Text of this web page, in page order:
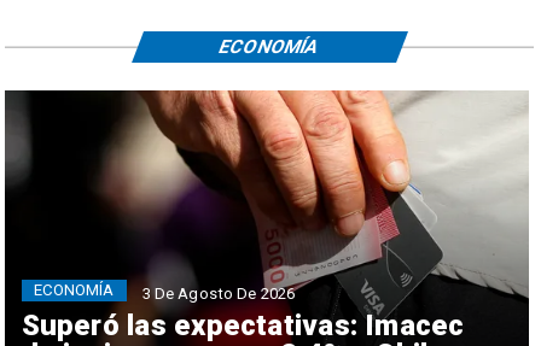
Superó las expectativas: Imacec
ECONOMÍA 3 De Agosto De 2026
ECONOMÍA